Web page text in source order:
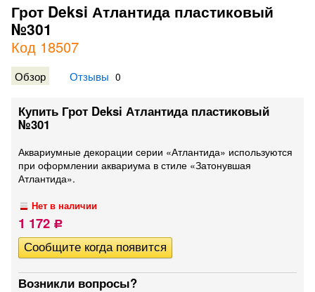
Грот Deksi Атлантида пластиковый
№301
Код 18507
Обзор Отзывы 0
Купить Грот Deksi Атлантида пластиковый
№301
Аквариумные декорации серии «Атлантида» используются
при оформлении аквариума в стиле «Затонувшая
Атлантида».
Нет в наличии
1 172 Р
Возникли вопросы?